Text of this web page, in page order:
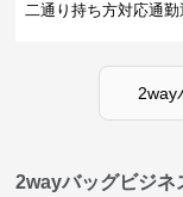
二通り持ち方対応通
2way
2wayバッグビジネ